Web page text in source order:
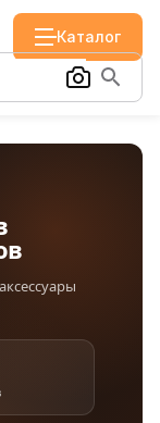
Каталог